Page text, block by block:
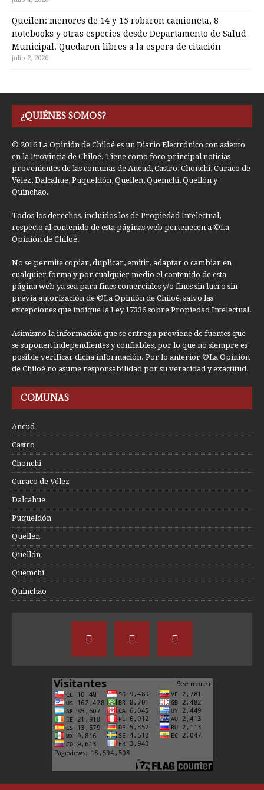
Queilen: menores de 14 y 15 robaron camioneta, 8
notebooks y otras especies desde Departamento de Salud
Municipal. Quedaron libres a la espera de citación
julio 2, 2026
¿QUIÉNES SOMOS?
© 2016 La Opinión de Chiloé es un Diario Electrónico con asiento
en la Provincia de Chiloé. Tiene como foco principal noticias
provenientes de las comunas de Ancud, Castro, Chonchi, Curaco de
Vélez, Dalcahue, Puqueldón, Queilen, Quemchi, Quellón y
Quinchao.
Todos los derechos, incluidos los de Propiedad Intelectual,
respecto al contenido de esta páginas web pertenecen a ©La
Opinión de Chiloé.
No se permite copiar, duplicar, emitir, adaptar o cambiar en
cualquier forma y por cualquier medio el contenido de esta
página web ya sea para fines comerciales y/o fines sin lucro sin
previa autorización de ©La Opinión de Chiloé, salvo las
excepciones que indique la Ley 17336 sobre Propiedad Intelectual.
Asimismo la información que se entrega proviene de fuentes que
se suponen independientes y confiables, por lo que no siempre es
posible verificar dicha información. Por lo anterior ©La Opinión
de Chiloé no asume responsabilidad por su veracidad y exactitud.
COMUNAS
Ancud
Castro
Chonchi
Curaco de Vélez
Dalcahue
Puqueldón
Queilen
Quellón
Quemchi
Quinchao